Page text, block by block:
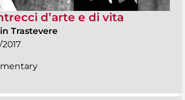
d’arte e di vita
Trastevere